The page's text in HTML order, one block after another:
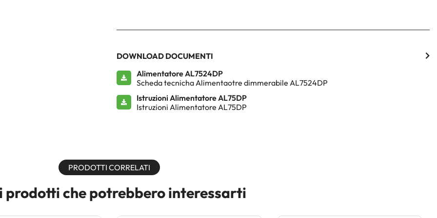
DOWNLOAD DOCUMENTI
Alimentatore AL7524DP
Scheda tecnicha Alimentaotre dimmerabile AL7524DP
Istruzioni Alimentatore AL75DP
Istruzioni Alimentatore AL75DP
PRODOTTI CORRELATI
che potrebbero interessarti